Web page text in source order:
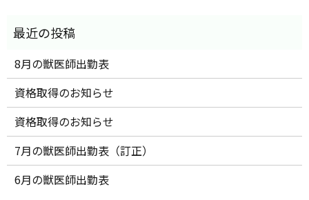
8月の獣医師出勤表
資格取得のお知らせ
資格取得のお知らせ
7月の獣医師出勤表（訂正）
6月の獣医師出勤表